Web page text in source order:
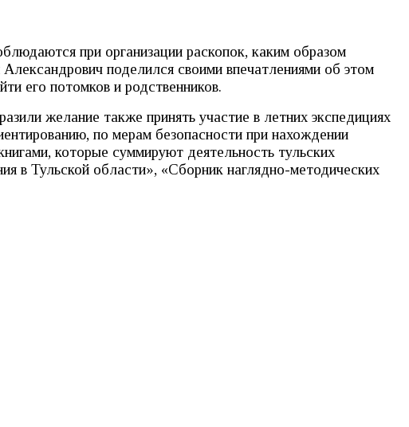
при организации раскопок, каким образом
поделился своими впечатлениями об этом
его потомков и родственников.
желание также принять участие в летних экспедициях
по мерам безопасности при нахождении
которые суммируют деятельность тульских
в Тульской области», «Сборник наглядно-методических